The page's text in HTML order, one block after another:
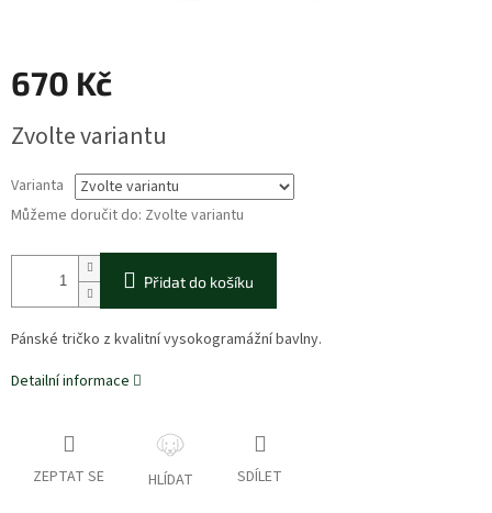
670 Kč
cena:
Zvolte variantu
Varianta
Můžeme doručit do: Zvolte variantu
Přidat do košíku
Pánské tričko z kvalitní vysokogramážní bavlny.
Detailní informace
ZEPTAT SE HLÍDAT SDÍLET